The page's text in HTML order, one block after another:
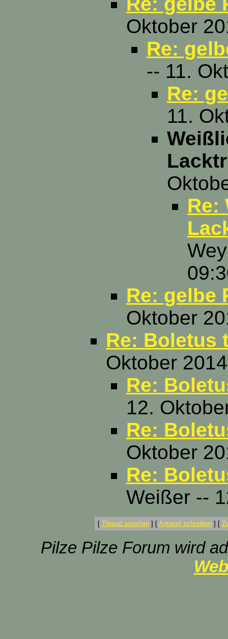
Oktober
Re:
-- 11.
Re:
11.
Re:
Re: gelbe
Oktober
Re: Boletus
Oktober
Re:
12.
Re:
Oktober
Re:
Weißer --
[ Thread ansehen] [ Antwort schreiben] [
Pilze Pilze Forum wird